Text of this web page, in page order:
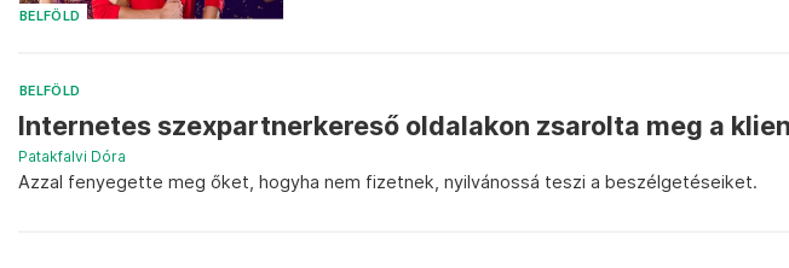
BELFÖLD
BELFÖLD
Internetes szexpartnerkereső oldalakon zsarolta meg a
Patakfalvi Dóra
Azzal fenyegette meg őket, hogyha nem fizetnek, nyilvánossá teszi a beszélgetéseiket.